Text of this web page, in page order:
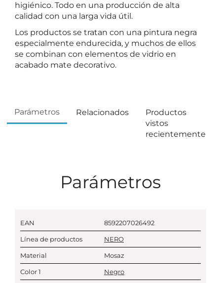
higiénico. Todo en una producción de alta
calidad con una larga vida útil.
Los productos se tratan con una pintura negra
especialmente endurecida, y muchos de ellos
se combinan con elementos de vidrio en
acabado mate decorativo.
Parámetros Relacionados
Productos
vistos
recientemente
Parámetros
EAN 8592207026492
Línea de productos NERO
Material Mosaz
Color 1 Negro